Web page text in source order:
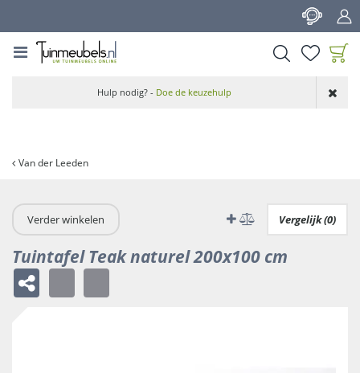
Van der Leeden
aan wensenlijst
Hulp nodig? - Doe de keuzehulp
Verder winkelen Vergelijk (0)
Tuintafel Teak naturel 200x100 cm